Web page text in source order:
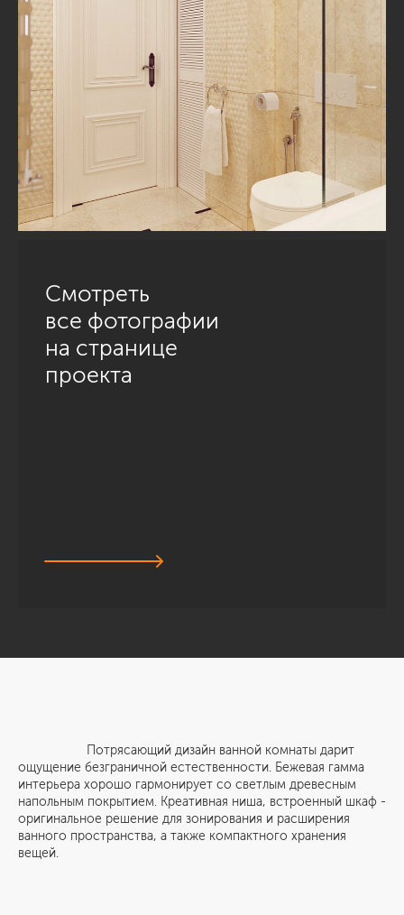
Смотреть
все фотографии
на странице
проекта
Потрясающий дизайн ванной комнаты дарит
ощущение безграничной естественности. Бежевая гамма
интерьера хорошо гармонирует со светлым древесным
напольным покрытием. Креативная ниша, встроенный шкаф -
оригинальное решение для зонирования и расширения
ванного пространства, а также компактного хранения
вещей.